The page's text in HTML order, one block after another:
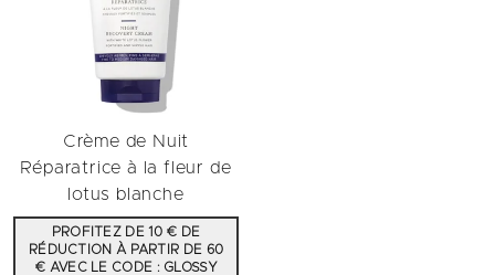
Crème de Nuit
Réparatrice à la fleur de
lotus blanche
PROFITEZ DE 10 € DE
RÉDUCTION À PARTIR DE 60
€ AVEC LE CODE : GLOSSY